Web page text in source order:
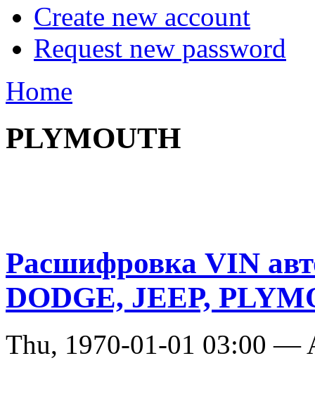
Create new account
Request new password
Home
PLYMOUTH
Расшифровка VIN
DODGE, JEEP,
Thu, 1970-01-01 03:00 —